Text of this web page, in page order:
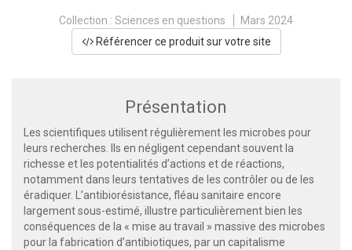
Collection : Sciences en questions
Mars 2024
Référencer ce produit sur votre site
Présentation
Les scientifiques utilisent régulièrement les microbes pour
leurs recherches. Ils en négligent cependant souvent la
richesse et les potentialités d’actions et de réactions,
notamment dans leurs tentatives de les contrôler ou de les
éradiquer. L’antibiorésistance, fléau sanitaire encore
largement sous-estimé, illustre particulièrement bien les
conséquences de la « mise au travail » massive des microbes
pour la fabrication d’antibiotiques, par un capitalisme